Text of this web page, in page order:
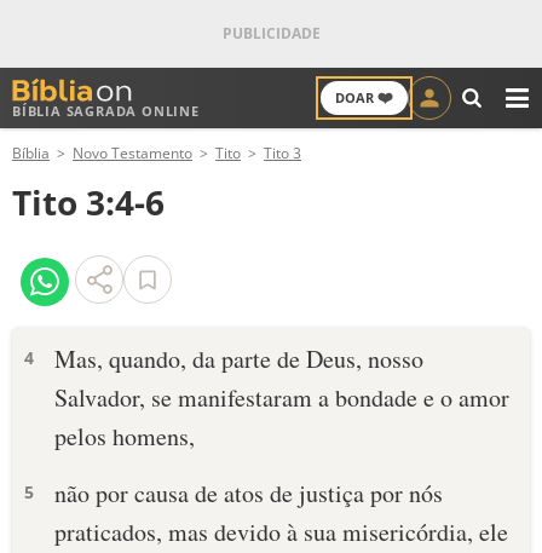
BÍBLIA SAGRADA ONLINE
DOAR ❤️
ANTIGO TESTAMENTO
NOVO TESTAMENTO
VERSÍCULOS
PALAVRA DO DIA
DEVOCIONAL DIÁRIO
Bíblia Novo Testamento Tito Tito 3
Tito 3:4-6
4
Mas, quando, da parte de Deus, nosso
Salvador, se manifestaram a bondade e o amor
pelos homens,
5
não por causa de atos de justiça por nós
praticados, mas devido à sua misericórdia, ele